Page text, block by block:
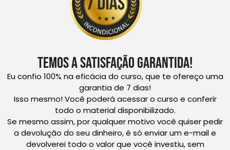
Temos a Satisfação Garantida!
Eu confio 100% na eficácia do curso, que te ofereço uma
garantia de 7 dias!
Isso mesmo! Você poderá acessar o curso e conferir
todo o material disponibilizado.
Se mesmo assim, por qualquer motivo você quiser pedir
a devolução do seu dinheiro, é só enviar um e-mail e
devolverei todo o valor que você investiu, sem